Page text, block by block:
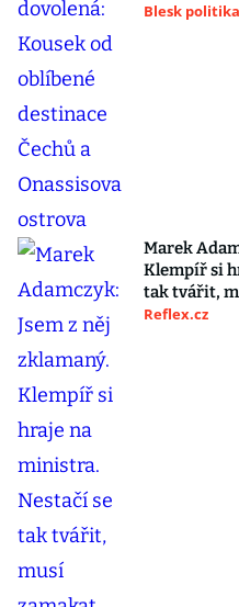
Blesk politika
Marek
Klempíř si
tak tvářit,
Reflex.cz